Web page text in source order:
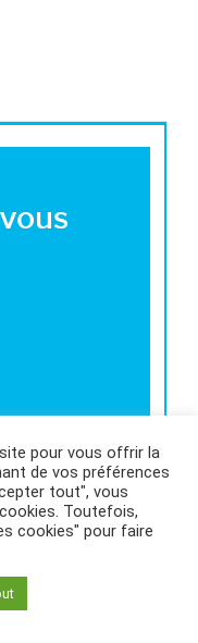
GÉNÉRALES
COOKIES|
pour vous offrir la
de vos préférences
tout", vous
Toutefois,
cookies" pour faire